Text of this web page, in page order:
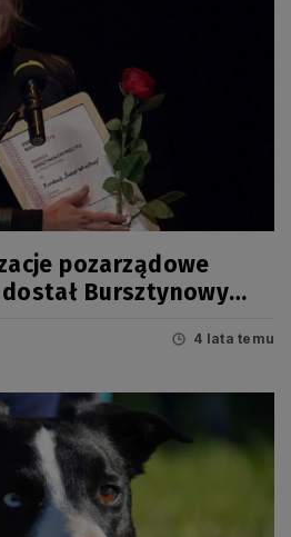
pozarządowe
Bursztynowy
4 lata temu